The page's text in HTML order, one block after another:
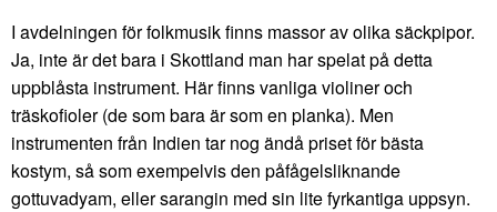
I avdelningen för folkmusik finns massor av olika säckpipor.
Ja, inte är det bara i Skottland man har spelat på detta
uppblåsta instrument. Här finns vanliga violiner och
träskofioler (de som bara är som en planka). Men
instrumenten från Indien tar nog ändå priset för bästa
kostym, så som exempelvis den påfågelsliknande
gottuvadyam, eller sarangin med sin lite fyrkantiga uppsyn.